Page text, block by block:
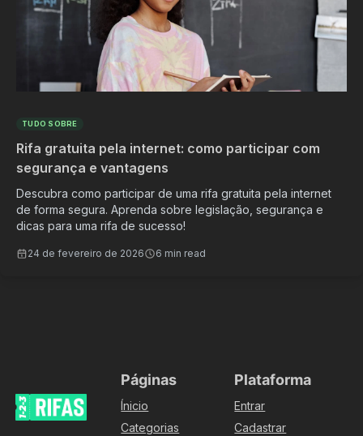
TUDO SOBRE
Rifa gratuita pela internet: como participar com
segurança e vantagens
Descubra como participar de uma rifa gratuita pela internet
de forma segura. Aprenda sobre legislação, segurança e
dicas para uma rifa de sucesso!
24 de fevereiro de 2026 6 min read
Páginas
Ínicio
Categorias
Plataforma
Entrar
Cadastrar